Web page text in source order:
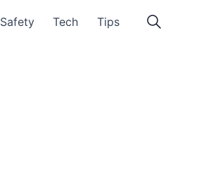
Safety Tech Tips